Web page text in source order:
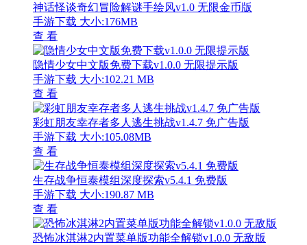
神话怪谈奇幻冒险解谜手绘风v1.0 无限金币版
手游下载 大小:176MB
查 看
隐情少女中文版免费下载v1.0.0 无限提示版
手游下载 大小:102.21 MB
查 看
彩虹朋友幸存者多人逃生挑战v1.4.7 免广告版
手游下载 大小:105.08MB
查 看
生存战争恒泰模组深度探索v5.4.1 免费版
手游下载 大小:190.87 MB
查 看
恐怖冰淇淋2内置菜单版功能全解锁v1.0.0 无敌版